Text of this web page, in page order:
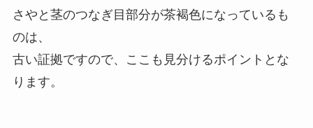
さやと茎のつなぎ目部分が茶褐色になっているも
のは、
古い証拠ですので、ここも見分けるポイントとな
ります。